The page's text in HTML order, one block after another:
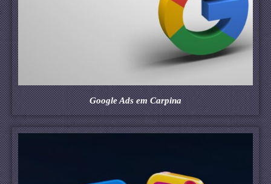
Google Ads em Carpina